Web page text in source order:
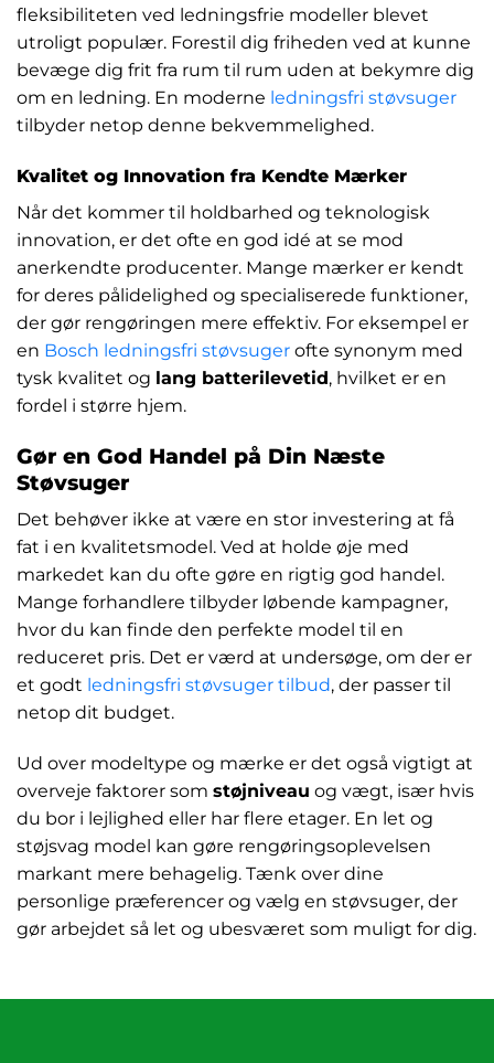
fleksibiliteten ved ledningsfrie modeller blevet
utroligt populær. Forestil dig friheden ved at kunne
bevæge dig frit fra rum til rum uden at bekymre dig
om en ledning. En moderne ledningsfri støvsuger
tilbyder netop denne bekvemmelighed.
Kvalitet og Innovation fra Kendte Mærker
Når det kommer til holdbarhed og teknologisk
innovation, er det ofte en god idé at se mod
anerkendte producenter. Mange mærker er kendt
for deres pålidelighed og specialiserede funktioner,
der gør rengøringen mere effektiv. For eksempel er
en Bosch ledningsfri støvsuger ofte synonym med
tysk kvalitet og lang batterilevetid, hvilket er en
fordel i større hjem.
Gør en God Handel på Din Næste
Støvsuger
Det behøver ikke at være en stor investering at få
fat i en kvalitetsmodel. Ved at holde øje med
markedet kan du ofte gøre en rigtig god handel.
Mange forhandlere tilbyder løbende kampagner,
hvor du kan finde den perfekte model til en
reduceret pris. Det er værd at undersøge, om der er
et godt ledningsfri støvsuger tilbud, der passer til
netop dit budget.
Ud over modeltype og mærke er det også vigtigt at
overveje faktorer som støjniveau og vægt, især hvis
du bor i lejlighed eller har flere etager. En let og
støjsvag model kan gøre rengøringsoplevelsen
markant mere behagelig. Tænk over dine
personlige præferencer og vælg en støvsuger, der
gør arbejdet så let og ubesværet som muligt for dig.